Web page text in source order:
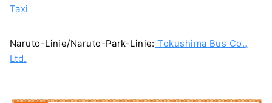
Taxi
Naruto-Linie/Naruto-Park-Linie: Tokushima Bus Co.,
Ltd.